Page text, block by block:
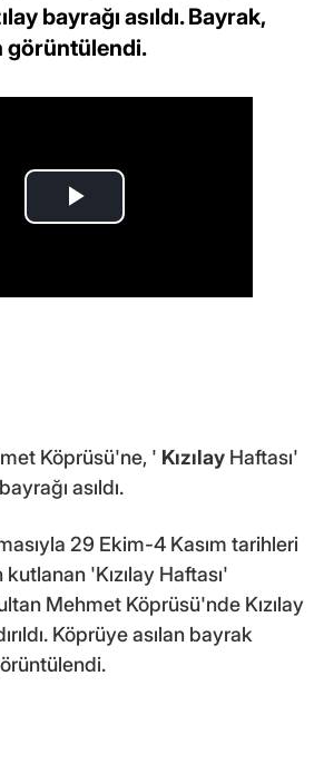
bayrağı asıldı. Bayrak,
görüntülendi.
Köprüsü'ne, ' Kızılay Haftası'
asıldı.
29 Ekim-4 Kasım tarihleri
'Kızılay Haftası'
Mehmet Köprüsü'nde Kızılay
Köprüye asılan bayrak